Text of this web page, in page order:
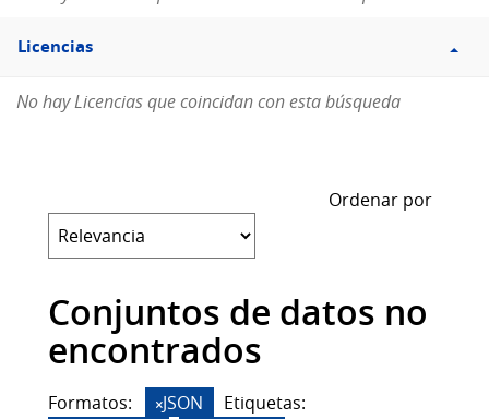
Filtro
Licencias
Licencias
No hay Licencias que coincidan con esta búsqueda
Ordenar por
Conjuntos de datos no
encontrados
Formatos: JSON
Etiquetas: